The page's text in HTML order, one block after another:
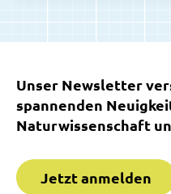
Unser Newsletter
spannenden
Naturwissenschaft
Jetzt anmelden